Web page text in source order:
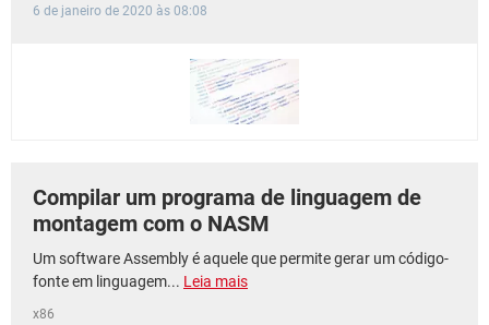
6 de janeiro de 2020 às 08:08
Compilar um programa de linguagem de
montagem com o NASM
Um software Assembly é aquele que permite gerar um código-
fonte em linguagem... Leia mais
x86